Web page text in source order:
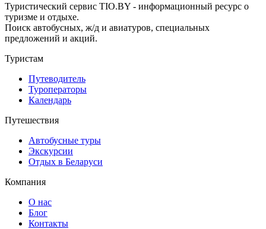
Туристический сервис TIO.BY - информационный ресурс о
туризме и отдыхе.
Поиск автобусных, ж/д и авиатуров, специальных
предложений и акций.
Туристам
Путеводитель
Туроператоры
Календарь
Путешествия
Автобусные туры
Экскурсии
Отдых в Беларуси
Компания
О нас
Блог
Контакты